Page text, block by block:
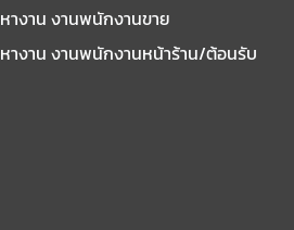
หางาน งานพนักงานขาย
หางาน งานพนักงานหน้าร้าน/ต้อนรับ